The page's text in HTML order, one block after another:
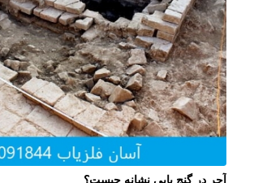
آجر در گنج یابی نشانه چیست؟